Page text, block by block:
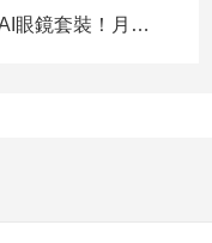
台灣大電信獨賣Even Realities AI眼鏡套裝！月付1399元 專案價3990